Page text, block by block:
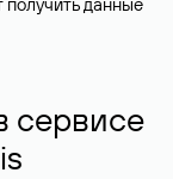
сервисе